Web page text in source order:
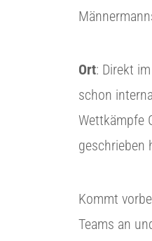
Ort: Direkt
schon
Wettkämpfe
geschrieben
Kommt
Teams an